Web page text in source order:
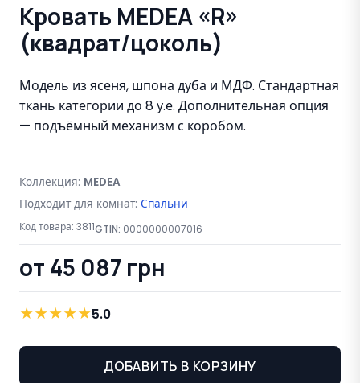
Кровать MEDEA «R»
(квадрат/цоколь)
Модель из ясеня, шпона дуба и МДФ. Стандартная
ткань категории до 8 у.е. Дополнительная опция
— подъёмный механизм с коробом.
Коллекция: MEDEA
Подходит для комнат: Спальни
Код товара: 3811GTIN: 0000000007016
от 45 087 грн
★★★★★5.0
ДОБАВИТЬ В КОРЗИНУ